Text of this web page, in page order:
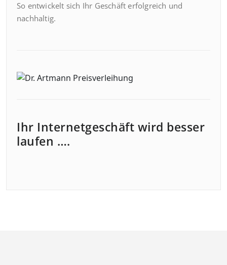
So entwickelt sich Ihr Geschäft erfolgreich und
nachhaltig.
Ihr Internetgeschäft wird besser
laufen ….